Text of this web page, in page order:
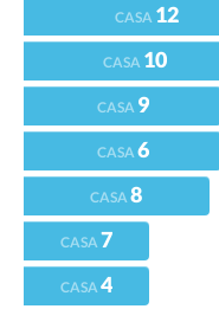
CASA 12
CASA 10
CASA 9
CASA6
CASA8
CASA7
CASA4